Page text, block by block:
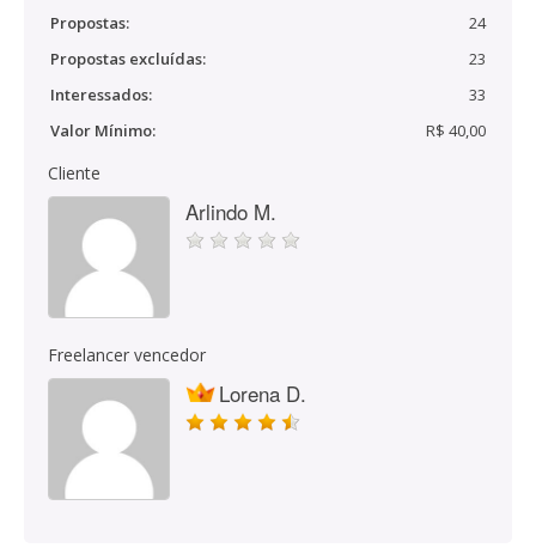
Propostas:
24
Propostas excluídas:
23
Interessados:
33
Valor Mínimo:
R$ 40,00
Cliente
Arlindo M.
Freelancer vencedor
Lorena D.